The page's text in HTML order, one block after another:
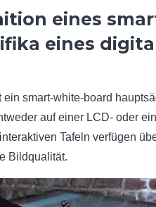
eines
eines
smart-white-board
auf einer LCD- oder
Tafeln verfügen
Bildqualität.